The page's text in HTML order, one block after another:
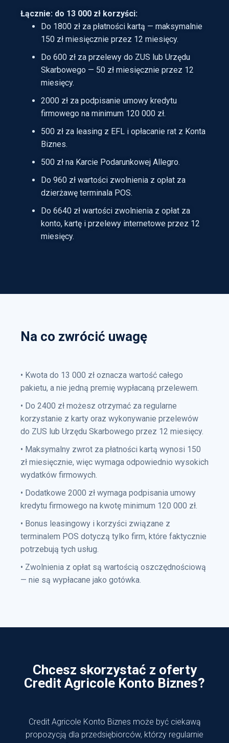
Łącznie: do 13 000 zł korzyści:
Do 1800 zł za płatności kartą — maksymalnie
150 zł miesięcznie przez 12 miesięcy.
Do 600 zł za przelewy do ZUS lub Urzędu
Skarbowego — 50 zł miesięcznie przez 12
miesięcy.
2000 zł za podpisanie umowy kredytu
firmowego na minimum 120 000 zł.
500 zł za leasing z EFL i opłacanie rat z Konta
Biznes.
500 zł na Karcie Podarunkowej Allegro.
Do 960 zł wartości zwolnienia z opłat za
dzierżawę terminala POS.
Do 6640 zł wartości zwolnienia z opłat za
konto, kartę i przelewy internetowe przez 12
miesięcy.
Na co zwrócić uwagę
• Kwota do 13 000 zł oznacza wartość całego
pakietu, a nie jedną premię wypłacaną przelewem.
• Do 2400 zł możesz otrzymać za regularne
korzystanie z karty oraz wykonywanie przelewów
do ZUS lub Urzędu Skarbowego przez 12 miesięcy.
• Maksymalny zwrot za płatności kartą wynosi 150
zł miesięcznie, więc wymaga odpowiednio wysokich
wydatków firmowych.
• Dodatkowe 2000 zł wymaga podpisania umowy
kredytu firmowego na kwotę minimum 120 000 zł.
• Bonus leasingowy i korzyści związane z
terminalem POS dotyczą tylko firm, które faktycznie
potrzebują tych usług.
• Zwolnienia z opłat są wartością oszczędnościową
— nie są wypłacane jako gotówka.
Chcesz skorzystać z oferty
Credit Agricole Konto Biznes?
Credit Agricole Konto Biznes może być ciekawą
propozycją dla przedsiębiorców, którzy regularnie